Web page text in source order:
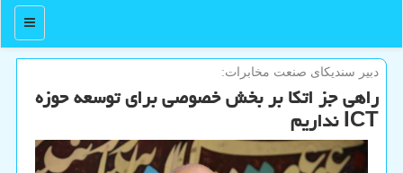
منو
دبیر سندیكای صنعت مخابرات:
راهی جز اتکا بر بخش خصوصی برای توسعه حوزه
ICT نداریم